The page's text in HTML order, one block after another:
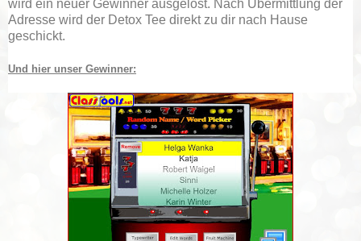
wird ein neuer Gewinner ausgelost. Nach Übermittlung der
Adresse wird der Detox Tee direkt zu dir nach Hause
geschickt.
Und hier unser Gewinner: